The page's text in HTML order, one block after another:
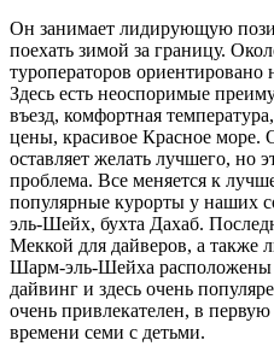
Он занимает лидирующую
поехать зимой за границу.
туроператоров
Здесь есть неоспоримые
въезд, комфортная
цены, красивое Красное море.
оставляет желать лучшего, но
проблема. Все меняется к
популярные курорты у наших
эль-Шейх, бухта Дахаб.
Меккой для дайверов, а также
Шарм-эль-Шейха расположены
дайвинг и здесь очень
очень привлекателен, в
времени семи с детьми.